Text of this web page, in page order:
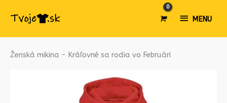
MENU
MENU
Ženská mikina - Kráľovné sa rodia vo Februári
množstvo